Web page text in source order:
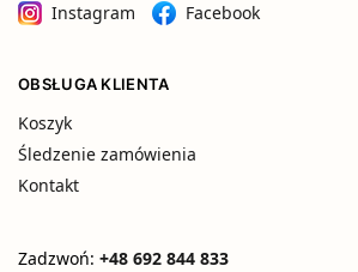
Instagram Facebook
OBSŁUGA KLIENTA
Koszyk
Śledzenie zamówienia
Kontakt
Zadzwoń: +48 692 844 833